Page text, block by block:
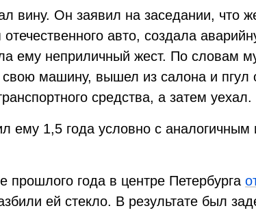
вину. Он заявил на заседании, что
авто, создала
ему неприличный жест. По словам
свою машину, вышел из салона и пгул
средства, а затем уехал.
ему 1,5 года условно с
прошлого года в центре Петербурга
ей стекло. В результате был